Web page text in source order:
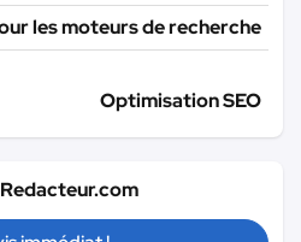
les moteurs de recherche
Optimisation SEO